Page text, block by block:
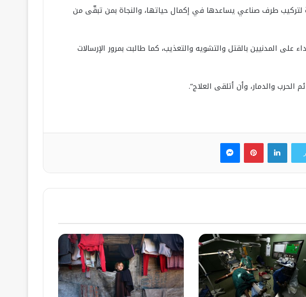
لتركيب طرف صناعي يساعدها في إكمال حياتها، والنجاة بمن تبقّى من
له عائلة رجا النادي اتفاقية جنيف الرابعة التي حظرت في مادتها (3) الاعتداء على المدنيين بالقتل والتشويه والتعذيب، كما طالبت بمرور الإرسالات
والدمار، وأن أتلقى العلاج”.
لينكدإن بينتيريستماسنجر